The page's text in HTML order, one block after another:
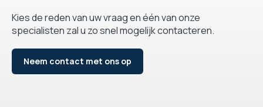
Kies de reden van uw vraag en één van onze
specialisten zal u zo snel mogelijk contacteren.
Neem contact met ons op